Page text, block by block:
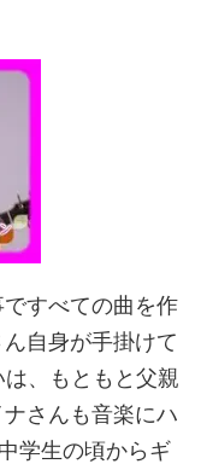
すべての曲を作
自身が手掛けて
、もともと父親
さんも音楽にハ
学生の頃からギ